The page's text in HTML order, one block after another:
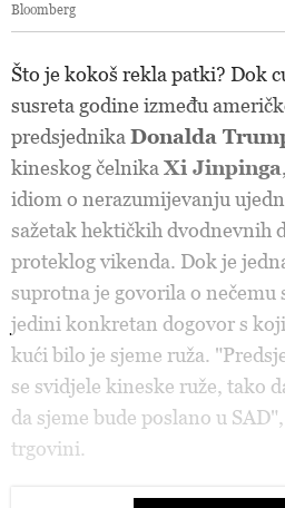
Bloomberg
Što je kokoš rekla patki? Dok
susreta godine između
predsjednika Donalda
kineskog čelnika Xi Jinpinga
idiom o nerazumijevanju
sažetak hektičkih dvodnevnih
proteklog vikenda. Dok je
suprotna je govorila o nečemu
jedini konkretan dogovor s
kući bilo je sjeme ruža.
se svidjele kineske ruže, tako
da sjeme bude poslano u
trgovini.